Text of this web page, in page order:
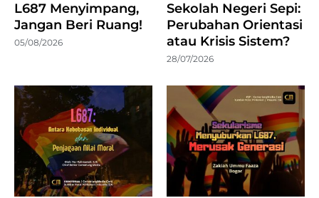
L687 Menyimpang,
Jangan Beri Ruang!
05/08/2026
Sekolah Negeri Sepi:
Perubahan Orientasi
atau Krisis Sistem?
28/07/2026